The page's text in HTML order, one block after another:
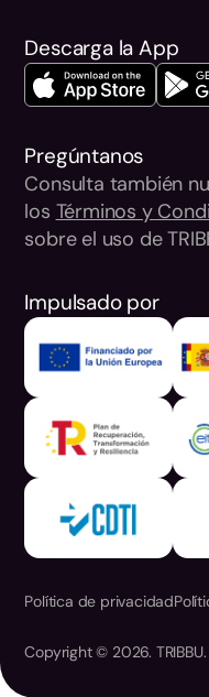
Descarga la App
Pregúntanos
Consulta también
los Términos y
sobre el uso de
Impulsado por
Política de privacidad
Copyright © 2026.